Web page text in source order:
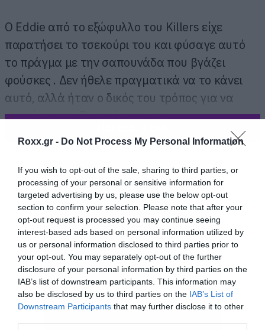
Roxx.gr - Do Not Process My Personal Information
If you wish to opt-out of the sale, sharing to third parties, or
processing of your personal or sensitive information for
targeted advertising by us, please use the below opt-out
section to confirm your selection. Please note that after your
opt-out request is processed you may continue seeing
interest-based ads based on personal information utilized by
us or personal information disclosed to third parties prior to
your opt-out. You may separately opt-out of the further
disclosure of your personal information by third parties on the
IAB’s list of downstream participants. This information may
also be disclosed by us to third parties on the IAB’s List of
Downstream Participants that may further disclose it to other
Ο Eddie από το εξώφυλλο του Killers είχε
παρατήσει το τσεκούρι του και φύσαγε αυτό
το πράγμα με την σαπουνάδα που βγάζει
φούσκες . Δεν ήθελε πραγματικά να το κάνει
αυτό, αλλά ήταν ο δικός του τρόπος για να
εκφράσει την δυσαρέσκεια του.